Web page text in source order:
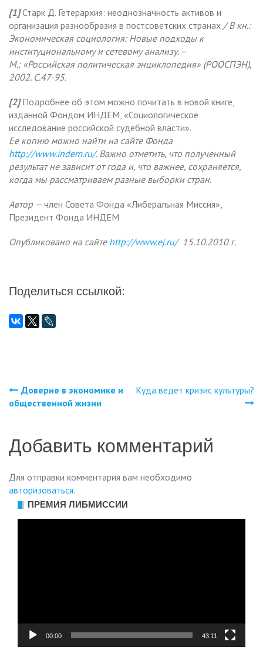
[1]Старк Д. Гетерархия: неоднозначность активов и
организация разнообразия в постсоветских странах / В кн.:
Экономическая социология: Новые подходы к
институциональному и сетевому анализу. –
М.: «Российская политическая энциклопедия» (РООСПЭН),
2002. С.47-95.
[2]Подробнее об этом можно почитать в новой книге,
изданной Фондом ИНДЕМ, «Социологическое
исследование российской судебной власти».
Ее копию можно найти на сайте Фонда
http://www.indem.ru/. Важно отметить, что полученный
результат не зависит от года и, что важнее, сохраняется,
когда мы рассматриваем разные выборки стран.
Автор —член Совета Фонда «Либеральная Миссия»,
Президент Фонда ИНДЕМ
Опубликовано на сайте http://www.ej.ru/15.10.2010 г.
Поделиться ссылкой:
Навигация
записям
Доверие в экономике и
общественной жизни
Куда ведет кризис культуры?
Добавить комментарий
Для отправки комментария вам необходимо
авторизоваться.
ПРЕМИЯ ЛИБМИССИИ
00:00 43:11